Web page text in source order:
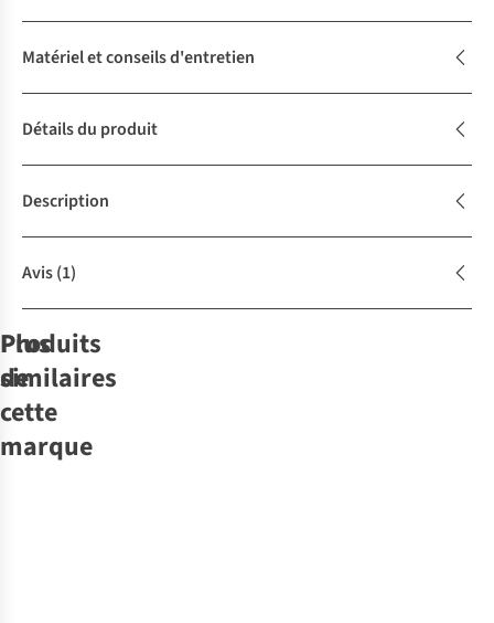
Matériel et conseils d'entretien
Détails du produit
Description
Avis(1)
Produits
similaires
Another-Label
Hemd Cila
Plus
de
cette
marque